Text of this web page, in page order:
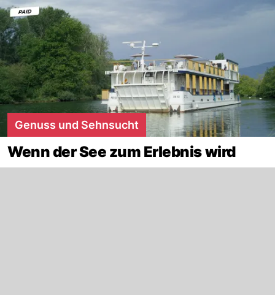
Genuss und Sehnsucht
Wenn der See zum Erlebnis wird